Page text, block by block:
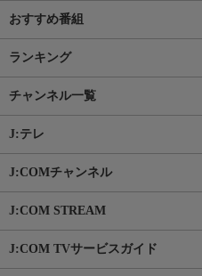
おすすめ番組
ランキング
チャンネル一覧
J:テレ
J:COMチャンネル
J:COM STREAM
J:COM TVサービスガイド